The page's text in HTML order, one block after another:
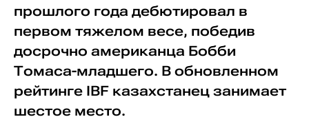
прошлого года дебютировал в
первом тяжелом весе, победив
досрочно американца Бобби
Томаса-младшего. В обновленном
рейтинге IBF казахстанец занимает
шестое место.